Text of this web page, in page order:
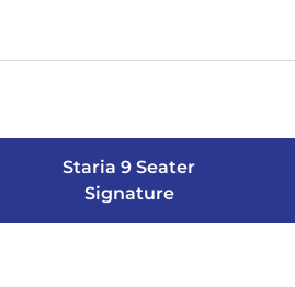
Staria 9 Seater
Signature